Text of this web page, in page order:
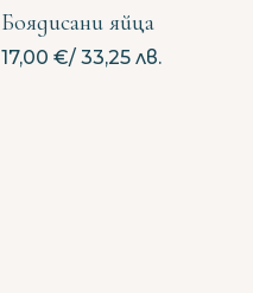
Боядисани яйца
17,00 €/ 33,25 лв.